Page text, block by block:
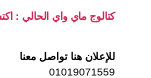
كتالوج ماي واي الحالي :
للإعلان هنا تواصل معنا
01019071559